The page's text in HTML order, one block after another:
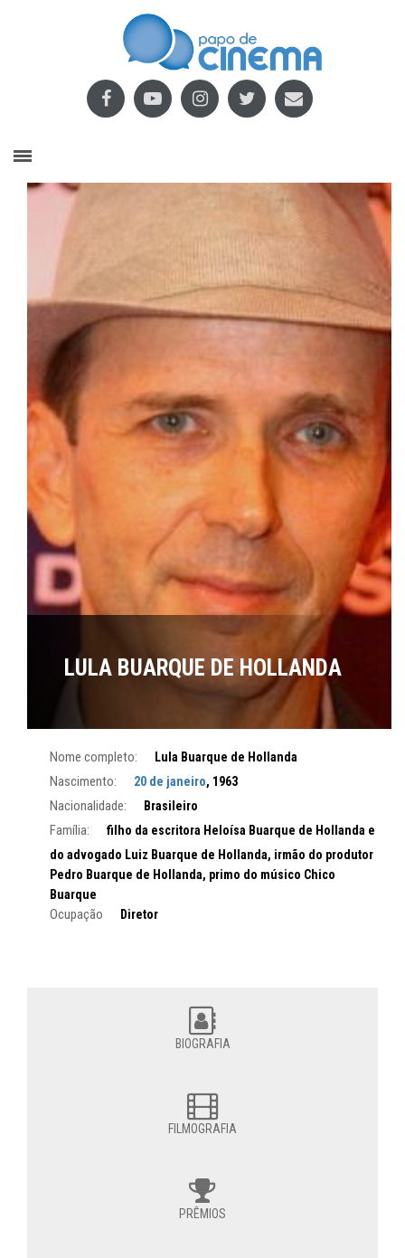
LULA BUARQUE DE HOLLANDA
Nome completo: Lula Buarque de Hollanda
Nascimento: 20 de janeiro, 1963
Nacionalidade: Brasileiro
Família:
filho da escritora Heloísa Buarque de Hollanda e
do advogado Luiz Buarque de Hollanda, irmão do produtor
Pedro Buarque de Hollanda, primo do músico Chico
Buarque
Ocupação Diretor
BIOGRAFIA
FILMOGRAFIA
PRÊMIOS